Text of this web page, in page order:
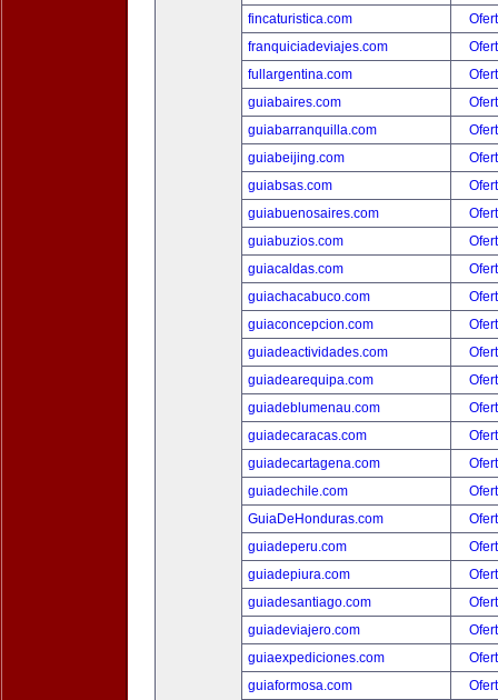
fincaturistica.com
franquiciadeviajes.com
fullargentina.com
guiabaires.com
guiabarranquilla.com
guiabeijing.com
guiabsas.com
guiabuenosaires.com
guiabuzios.com
guiacaldas.com
guiachacabuco.com
guiaconcepcion.com
guiadeactividades.com
guiadearequipa.com
guiadeblumenau.com
guiadecaracas.com
guiadecartagena.com
guiadechile.com
GuiaDeHonduras.com
guiadeperu.com
guiadepiura.com
guiadesantiago.com
guiadeviajero.com
guiaexpediciones.com
guiaformosa.com